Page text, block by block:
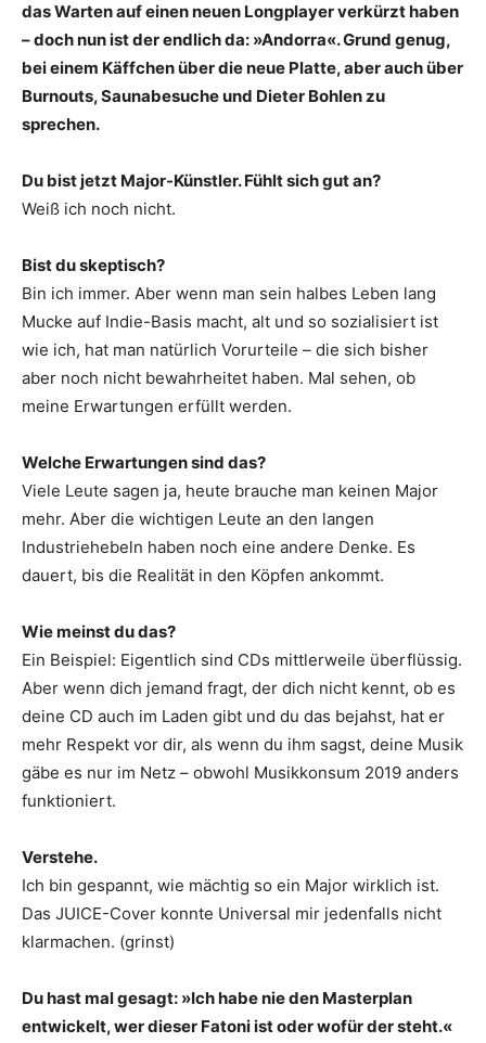
das Warten auf einen neuen Longplayer verkürzt haben
– doch nun ist der endlich da: »Andorra«. Grund genug,
bei einem Käffchen über die neue Platte, aber auch über
Burnouts, Saunabesuche und Dieter Bohlen zu
sprechen.
Du bist jetzt Major-Künstler. Fühlt sich gut an?
Weiß ich noch nicht.
Bist du skeptisch?
Bin ich immer. Aber wenn man sein halbes Leben lang
Mucke auf Indie-Basis macht, alt und so sozialisiert ist
wie ich, hat man natürlich Vorurteile – die sich bisher
aber noch nicht bewahrheitet haben. Mal sehen, ob
meine Erwartungen erfüllt werden.
Welche Erwartungen sind das?
Viele Leute sagen ja, heute brauche man keinen Major
mehr. Aber die wichtigen Leute an den langen
Industriehebeln haben noch eine andere Denke. Es
dauert, bis die Realität in den Köpfen ankommt.
Wie meinst du das?
Ein Beispiel: Eigentlich sind CDs mittlerweile überflüssig.
Aber wenn dich jemand fragt, der dich nicht kennt, ob es
deine CD auch im Laden gibt und du das bejahst, hat er
mehr Respekt vor dir, als wenn du ihm sagst, deine Musik
gäbe es nur im Netz – obwohl Musikkonsum 2019 anders
funktioniert.
Verstehe.
Ich bin gespannt, wie mächtig so ein Major wirklich ist.
Das JUICE-Cover konnte Universal mir jedenfalls nicht
klarmachen. (grinst)
Du hast mal gesagt: »Ich habe nie den Masterplan
entwickelt, wer dieser Fatoni ist oder wofür der steht.«